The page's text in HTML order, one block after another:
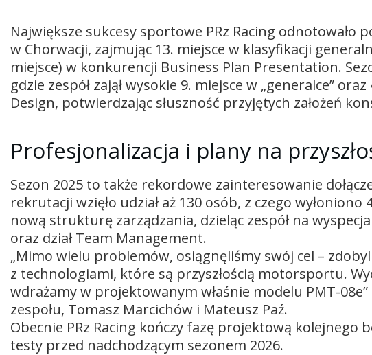
Największe sukcesy sportowe PRz Racing odnotowało
w Chorwacji, zajmując 13. miejsce w klasyfikacji
miejsce) w konkurencji Business Plan Presentation.
gdzie zespół zajął wysokie 9. miejsce w „generalce”
Design, potwierdzając słuszność przyjętych założeń
Profesjonalizacja i plany na
Sezon 2025 to także rekordowe zainteresowanie
rekrutacji wzięło udział aż 130 osób, z czego
nową strukturę zarządzania, dzieląc zespół na
oraz dział Team Management.
„Mimo wielu problemów, osiągnęliśmy swój cel –
z technologiami, które są przyszłością motorsportu.
wdrażamy w projektowanym właśnie modelu PMT-
zespołu, Tomasz Marcichów i Mateusz Paź.
Obecnie PRz Racing kończy fazę projektową kolejnego
testy przed nadchodzącym sezonem 2026.